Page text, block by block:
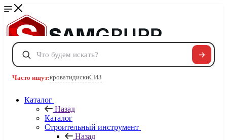
Сравнение0 Избранные товары 0 Корзина 0
Телефоны
+7 495 120-32-22
8 800 222-40-09
Заказать звонок
Часто ищут:кроватидискиСИЗ
Каталог
Назад
Каталог
Строительный инструмент
Назад